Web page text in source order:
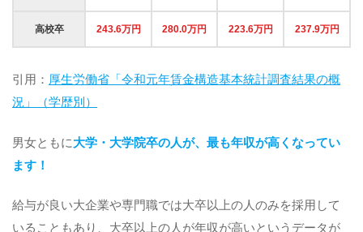
高校卒 243.6万円 280.0万円 223.6万円 237.9万円
引用： 厚生労働省「令和元年賃金構造基本統計調査結果の概
況」（学歴別）
男女ともに大学・大学院卒の人が、最も年収が高くなってい
ます！
給与が良い大企業や専門職では大卒以上の人のみを採用して
いることもあり、大卒以上の人が年収が高いというデータが